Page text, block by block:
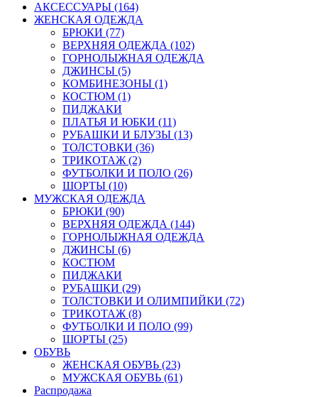
АКСЕССУАРЫ (164)
ЖЕНСКАЯ ОДЕЖДА
БРЮКИ (77)
ВЕРХНЯЯ ОДЕЖДА (102)
ГОРНОЛЫЖНАЯ ОДЕЖДА
ДЖИНСЫ (5)
КОМБИНЕЗОНЫ (1)
КОСТЮМ (1)
ПИДЖАКИ
ПЛАТЬЯ И ЮБКИ (11)
РУБАШКИ И БЛУЗЫ (13)
ТОЛСТОВКИ (36)
ТРИКОТАЖ (2)
ФУТБОЛКИ И ПОЛО (26)
ШОРТЫ (10)
МУЖСКАЯ ОДЕЖДА
БРЮКИ (90)
ВЕРХНЯЯ ОДЕЖДА (144)
ГОРНОЛЫЖНАЯ ОДЕЖДА
ДЖИНСЫ (6)
КОСТЮМ
ПИДЖАКИ
РУБАШКИ (29)
ТОЛСТОВКИ И ОЛИМПИЙКИ (72)
ТРИКОТАЖ (8)
ФУТБОЛКИ И ПОЛО (99)
ШОРТЫ (25)
ОБУВЬ
ЖЕНСКАЯ ОБУВЬ (23)
МУЖСКАЯ ОБУВЬ (61)
Распродажа